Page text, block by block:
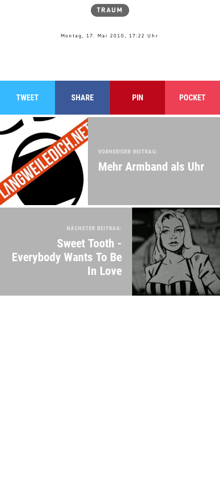
TRAUM
Montag, 17. Mai 2010, 17:22 Uhr
TWEET SHARE PIN POCKET
VORHERIGER BEITRAG:
Mehr Armband als Uhr
NÄCHSTER BEITRAG:
Sweet Tooth -
Everybody Wants To Be
In Love